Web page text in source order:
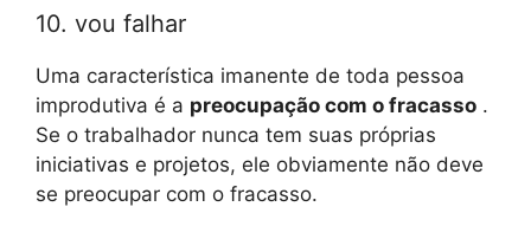
10. vou falhar
Uma característica imanente de toda pessoa
improdutiva é a preocupação com o fracasso .
Se o trabalhador nunca tem suas próprias
iniciativas e projetos, ele obviamente não deve
se preocupar com o fracasso.